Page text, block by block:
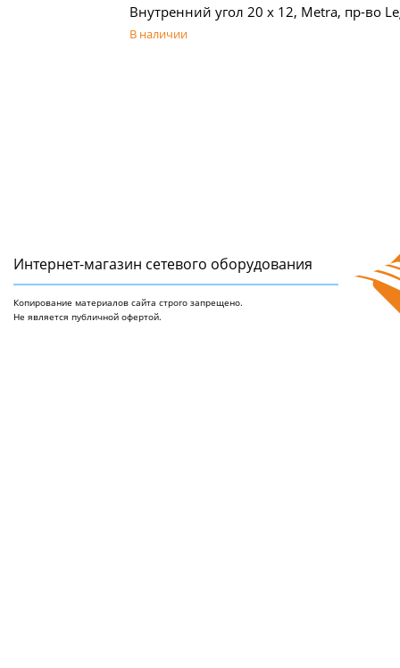
Внутренний угол 20 х 12, Metra, пр-во
В наличии
Интернет-магазин сетeвого оборудования
Копирование материалов сайта строго запрещено.
Не является публичной офертой.